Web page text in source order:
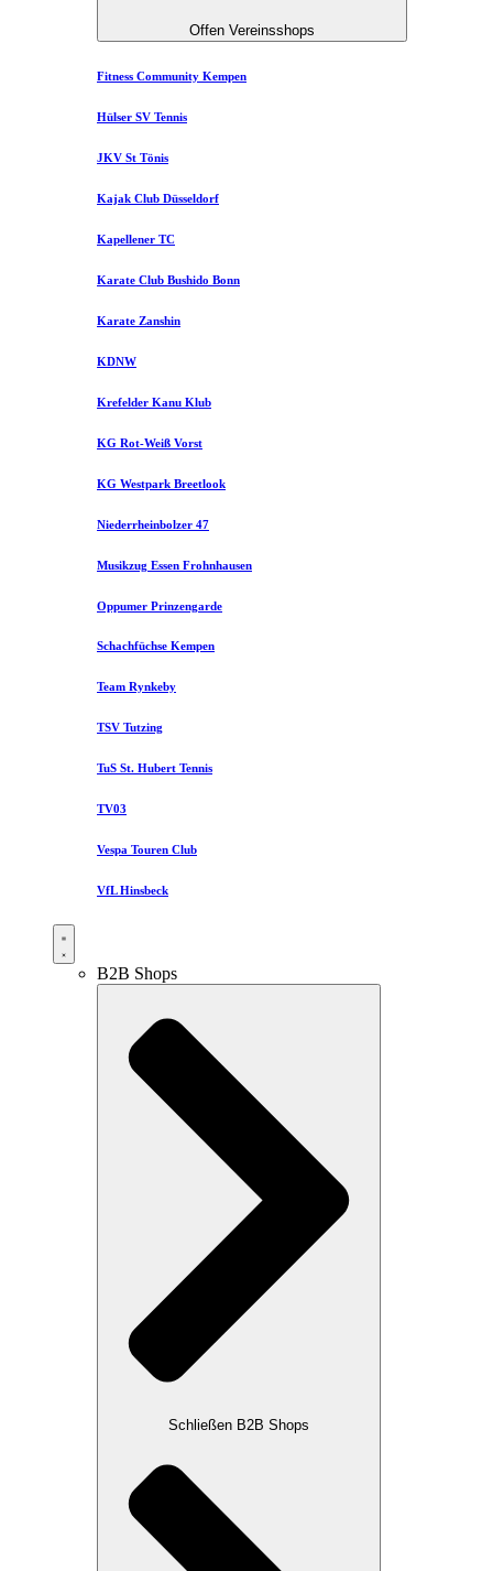
Offen Vereinsshops
Fitness Community Kempen
Hülser SV Tennis
JKV St Tönis
Kajak Club Düsseldorf
Kapellener TC
Karate Club Bushido Bonn
Karate Zanshin
KDNW
Krefelder Kanu Klub
KG Rot-Weiß Vorst
KG Westpark Breetlook
Niederrheinbolzer 47
Musikzug Essen Frohnhausen
Oppumer Prinzengarde
Schachfüchse Kempen
Team Rynkeby
TSV Tutzing
TuS St. Hubert Tennis
TV03
Vespa Touren Club
VfL Hinsbeck
B2B Shops
Schließen B2B Shops